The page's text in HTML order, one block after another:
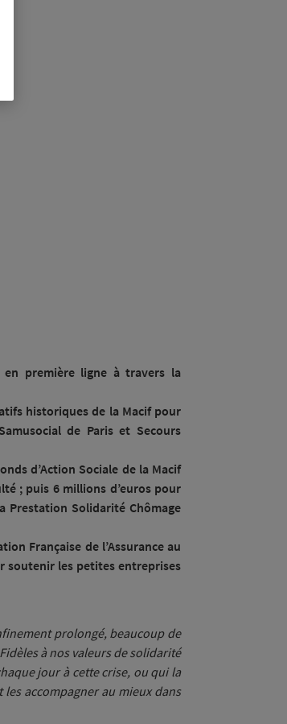
première ligne à travers la
historiques de la Macif pour
de Paris et Secours
d’Action Sociale de la Macif
; puis 6 millions d’euros pour
Prestation Solidarité Chômage
Française de l’Assurance au
soutenir les petites entreprises
prolongé, beaucoup de
à nos valeurs de solidarité
jour à cette crise, ou qui la
accompagner au mieux dans